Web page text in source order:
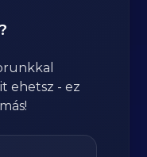
ehetsz - ez